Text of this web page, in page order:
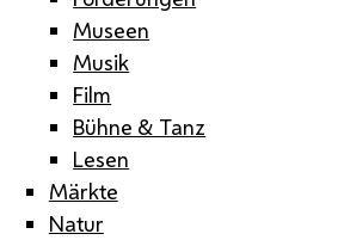
Museen
Musik
Film
Bühne & Tanz
Lesen
Märkte
Natur